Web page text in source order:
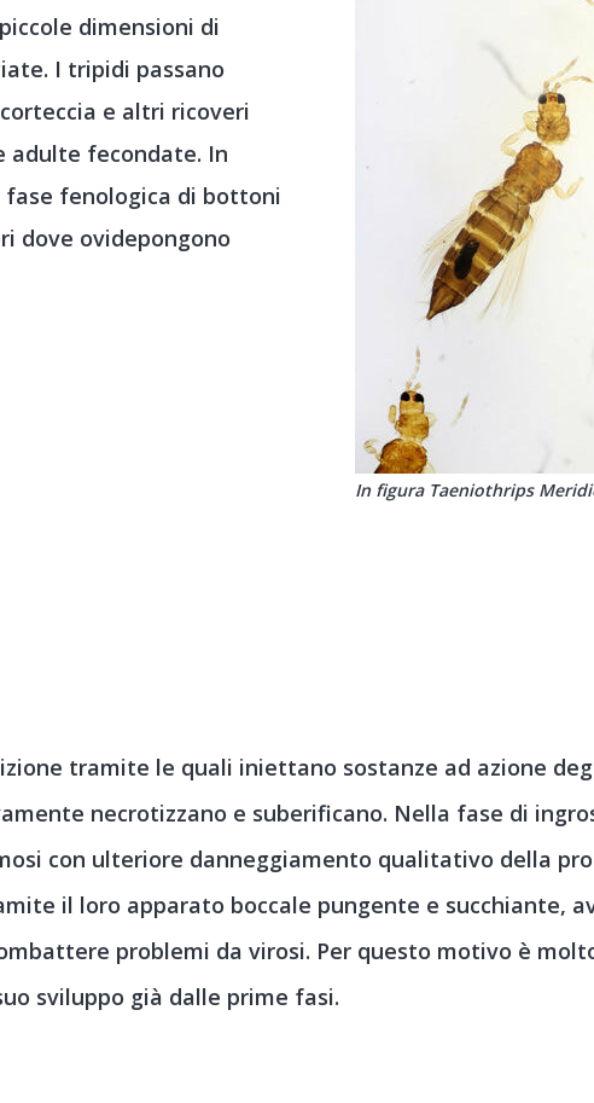
dimensioni di
I tripidi passano
e altri ricoveri
adulte fecondate. In
fase fenologica di bottoni
dove ovidepongono
In figura Taeniothrips
tramite le quali iniettano sostanze ad azione
necrotizzano e suberificano. Nella fase di
con ulteriore danneggiamento qualitativo della
il loro apparato boccale pungente e succhiante,
problemi da virosi. Per questo motivo è
sviluppo già dalle prime fasi.